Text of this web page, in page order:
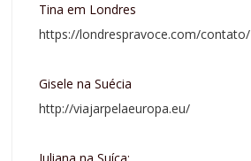
Tina em Londres
https://londrespravoce.com/contato/
Gisele na Suécia
http://viajarpelaeuropa.eu/